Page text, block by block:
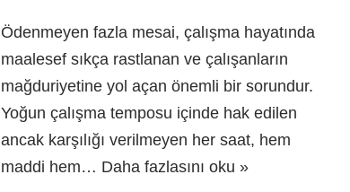
Ödenmeyen fazla mesai, çalışma hayatında
maalesef sıkça rastlanan ve çalışanların
mağduriyetine yol açan önemli bir sorundur.
Yoğun çalışma temposu içinde hak edilen
ancak karşılığı verilmeyen her saat, hem
maddi hem… Daha fazlasını oku »